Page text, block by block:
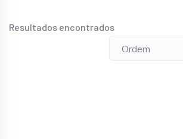
Resultados encontrados